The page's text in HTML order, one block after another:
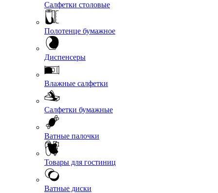
Салфетки столовые
Полотенце бумажное
Диспенсеры
Влажные салфетки
Салфетки бумажные
Ватные палочки
Товары для гостиниц
Ватные диски